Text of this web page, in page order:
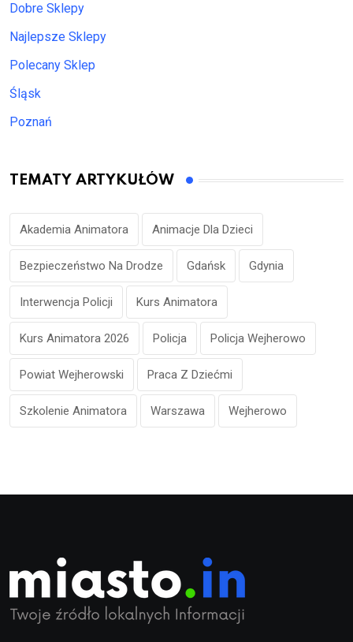
Dobre Sklepy
Najlepsze Sklepy
Polecany Sklep
Śląsk
Poznań
TEMATY ARTYKUŁÓW
Akademia Animatora Animacje Dla Dzieci
Bezpieczeństwo Na Drodze Gdańsk Gdynia
Interwencja Policji Kurs Animatora
Kurs Animatora 2026 Policja Policja Wejherowo
Powiat Wejherowski Praca Z Dziećmi
Szkolenie Animatora Warszawa Wejherowo